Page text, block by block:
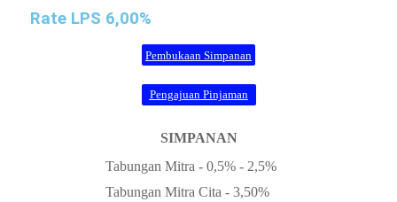
Rate LPS 6,00%
Pembukaan Simpanan
Pengajuan Pinjaman
SIMPANAN
Tabungan Mitra - 0,5% - 2,5%
Tabungan Mitra Cita - 3,50%